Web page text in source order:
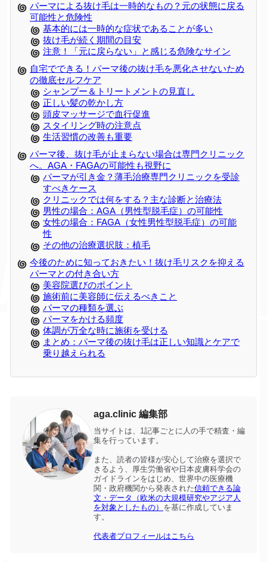
パーマによる抜け毛は一時的なもの？元の状態に戻る
可能性と危険性
基本的には一時的な症状であることが多い
抜け毛が続く期間の目安
注意！「元に戻らない」と感じる危険なサイン
自宅でできる！パーマ後の抜け毛を悪化させないため
の徹底セルフケア
シャンプー＆トリートメントの見直し
正しい髪の乾かし方
頭皮マッサージで血行促進
スタイリング時の注意点
生活習慣の改善も重要
パーマ後、抜け毛が止まらない場合は専門クリニック
へ。AGA・FAGAの可能性も視野に
パーマが引き金？薄毛治療専門クリニックを受診
すべきケース
クリニックでは何をする？主な診断と治療法
男性の場合：AGA（男性型脱毛症）の可能性
女性の場合：FAGA（女性男性型脱毛症）の可能
性
その他の治療選択肢：植毛
今後のために知っておきたい！抜け毛リスクを抑える
パーマとの付き合い方
美容院選びのポイント
施術前に美容師に伝えるべきこと
パーマの種類を選ぶ
パーマをかける頻度
体調が万全な時に施術を受ける
まとめ：パーマ後の抜け毛は正しい知識とケアで
乗り越えられる
aga.clinic 編集部
当サイトは、1記事ごとに人の手で精査・編
集を行っています。
また、読者の皆様が安心して治療を選択で
きるよう、厚生労働省や日本皮膚科学会の
ガイドラインをはじめ、世界中の医療機
関・政府機関から発表された信頼できる論
文・データ（欧米の大規模研究やアジア人
を対象としたもの） を基に作成していま
す。
代表者プロフィールはこちら